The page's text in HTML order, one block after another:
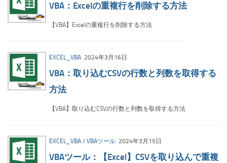
VBA：Excelの重複行を削除する方法
【VBA】Excelの重複行を削除する方法
EXCEL_VBA 2024年3月16日
VBA：取り込むCSVの行数と列数を取得する
方法
【VBA】取り込むCSVの行数と列数を取得する方法
EXCEL_VBA / VBAツール 2024年3月15日
VBAツール：【Excel】CSVを取り込んで重複